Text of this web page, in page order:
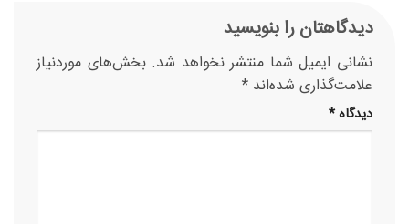
دیدگاهتان را بنویسید
نشانی ایمیل شما منتشر نخواهد شد. بخش‌های موردنیاز
علامت‌گذاری شده‌اند *
دیدگاه*